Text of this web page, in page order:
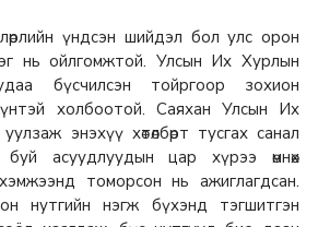
үндсэн шийдэл бол улс орон
нь ойлгомжтой. Улсын Их Хурлын
бүсчилсэн тойргоор зохион
холбоотой. Саяхан Улсын Их
энэхүү хөтөлбөрт тусгах санал
асуудлуудын цар хүрээ өмнөх
томорсон нь ажиглагдсан.
нутгийн нэгж бүхэнд тэгшитгэн